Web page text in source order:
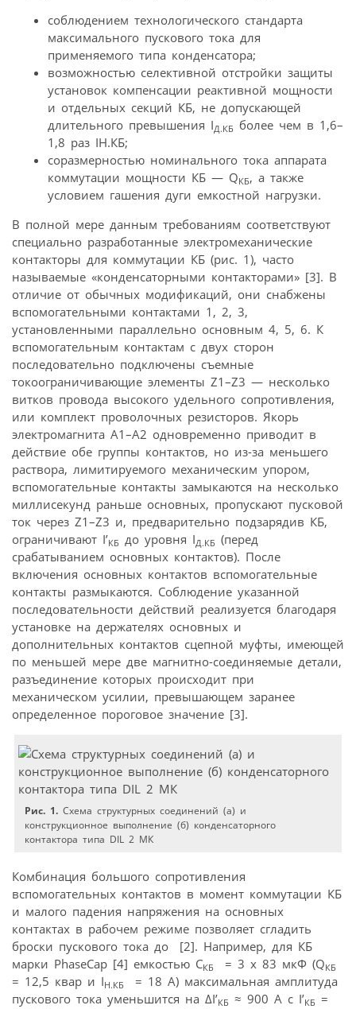
соблюдением технологического стандарта
максимального пускового тока для
применяемого типа конденсатора;
возможностью селективной отстройки защиты
установок компенсации реактивной мощности
и отдельных секций КБ, не допускающей
длительного превышения IД.КБ более чем в 1,6–
1,8 раз IН.КБ;
соразмерностью номинального тока аппарата
коммутации мощности КБ — QКБ, а также
условием гашения дуги емкостной нагрузки.
В полной мере данным требованиям соответствуют
специально разработанные электромеханические
контакторы для коммутации КБ (рис. 1), часто
называемые «конденсаторными контакторами» [3]. В
отличие от обычных модификаций, они снабжены
вспомогательными контактами 1, 2, 3,
установленными параллельно основным 4, 5, 6. К
вспомогательным контактам с двух сторон
последовательно подключены съемные
токоограничивающие элементы Z1–Z3 — несколько
витков провода высокого удельного сопротивления,
или комплект проволочных резисторов. Якорь
электромагнита А1–А2 одновременно приводит в
действие обе группы контактов, но из-за меньшего
раствора, лимитируемого механическим упором,
вспомогательные контакты замыкаются на несколько
миллисекунд раньше основных, пропускают пусковой
ток через Z1–Z3 и, предварительно подзарядив КБ,
ограничивают I’КБ до уровня IД.КБ (перед
срабатыванием основных контактов). После
включения основных контактов вспомогательные
контакты размыкаются. Соблюдение указанной
последовательности действий реализуется благодаря
установке на держателях основных и
дополнительных контактов сцепной муфты, имеющей
по меньшей мере две магнитно-соединяемые детали,
разъединение которых происходит при
механическом усилии, превышающем заранее
определенное пороговое значение [3].
Рис. 1. Схема структурных соединений (а) и
конструкционное выполнение (б) конденсаторного
контактора типа DIL 2 МК
Комбинация большого сопротивления
вспомогательных контактов в момент коммутации КБ
и малого падения напряжения на основных
контактах в рабочем режиме позволяет сгладить
броски пускового тока до [2]. Например, для КБ
марки PhaseCap [4] емкостью СКБ = 3 х 83 мкФ (QКБ
= 12,5 квар и IН.КБ
= 18 А) максимальная амплитуда
пускового тока уменьшится на ΔI’КБ ≈ 900 А с I’КБ =